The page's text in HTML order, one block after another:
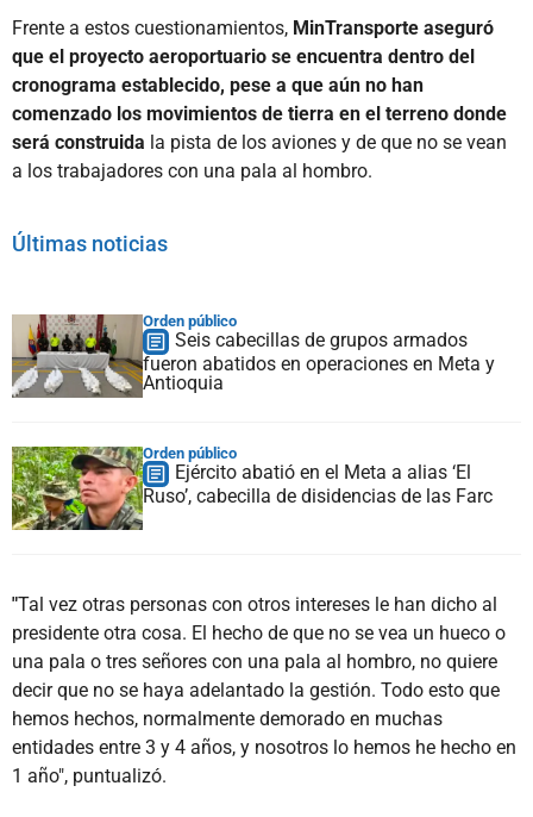
Frente a estos cuestionamientos, MinTransporte aseguró
que el proyecto aeroportuario se encuentra dentro del
cronograma establecido, pese a que aún no han
comenzado los movimientos de tierra en el terreno donde
será construida la pista de los aviones y de que no se vean
a los trabajadores con una pala al hombro.
Últimas noticias
Orden público
Seis cabecillas de grupos armados
fueron abatidos en operaciones en Meta y
Antioquia
Orden público
Ejército abatió en el Meta a alias ‘El
Ruso’, cabecilla de disidencias de las Farc
"Tal vez otras personas con otros intereses le han dicho al
presidente otra cosa. El hecho de que no se vea un hueco o
una pala o tres señores con una pala al hombro, no quiere
decir que no se haya adelantado la gestión. Todo esto que
hemos hechos, normalmente demorado en muchas
entidades entre 3 y 4 años, y nosotros lo hemos he hecho en
1 año", puntualizó.